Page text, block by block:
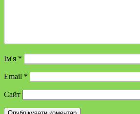
Ім'я *
Email *
Сайт